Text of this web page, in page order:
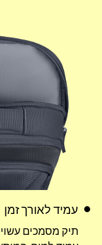
עמיד לאורך זמן